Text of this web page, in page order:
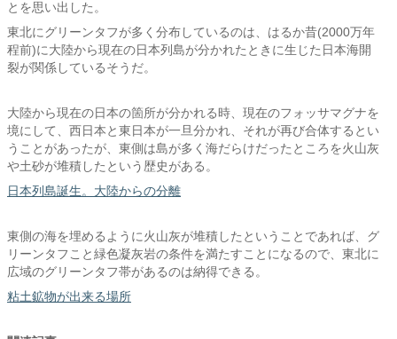
とを思い出した。
東北にグリーンタフが多く分布しているのは、はるか昔(2000万年
程前)に大陸から現在の日本列島が分かれたときに生じた日本海開
裂が関係しているそうだ。
大陸から現在の日本の箇所が分かれる時、現在のフォッサマグナを
境にして、西日本と東日本が一旦分かれ、それが再び合体するとい
うことがあったが、東側は島が多く海だらけだったところを火山灰
や土砂が堆積したという歴史がある。
日本列島誕生。大陸からの分離
東側の海を埋めるように火山灰が堆積したということであれば、グ
リーンタフこと緑色凝灰岩の条件を満たすことになるので、東北に
広域のグリーンタフ帯があるのは納得できる。
粘土鉱物が出来る場所